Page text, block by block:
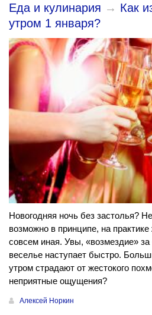
Еда и кулинария → Как
утром 1 января?
Новогодняя ночь без застолья?
возможно в принципе, на
совсем иная. Увы, «возмездие»
веселье наступает быстро.
утром страдают от жестокого
неприятные ощущения?
Алексей Норкин